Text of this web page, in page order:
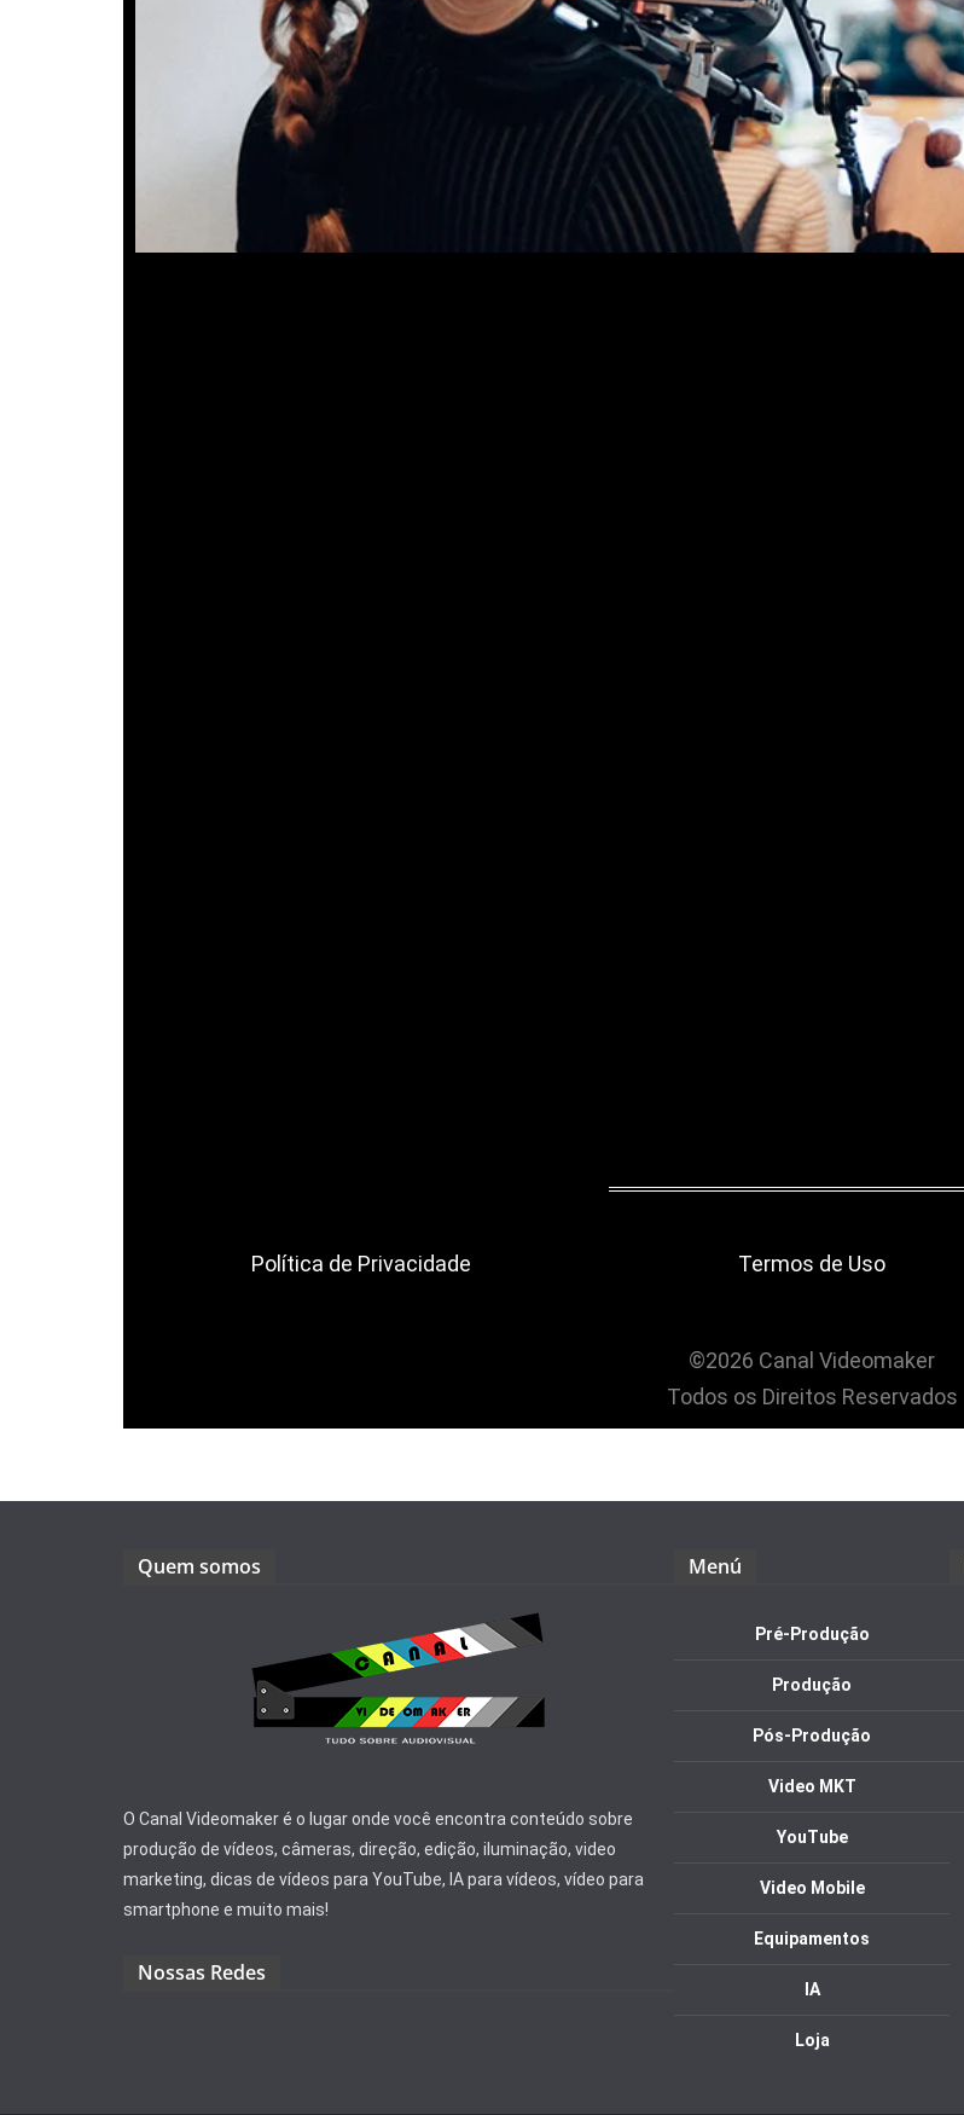
Política de Privacidade Termos de Uso
©2026 Canal Videomaker
Todos os Direitos Reservados
Quem somos
O Canal Videomaker é o lugar onde você encontra conteúdo sobre
produção de vídeos, câmeras, direção, edição, iluminação, video
marketing, dicas de vídeos para YouTube, IA para vídeos, vídeo para
smartphone e muito mais!
Nossas Redes
Menú
Pré-Produção
Produção
Pós-Produção
Video MKT
YouTube
Video Mobile
Equipamentos
IA
Loja